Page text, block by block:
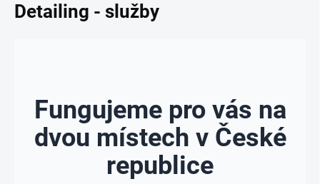
Detailing - služby
Fungujeme pro vás na
dvou místech v České
republice